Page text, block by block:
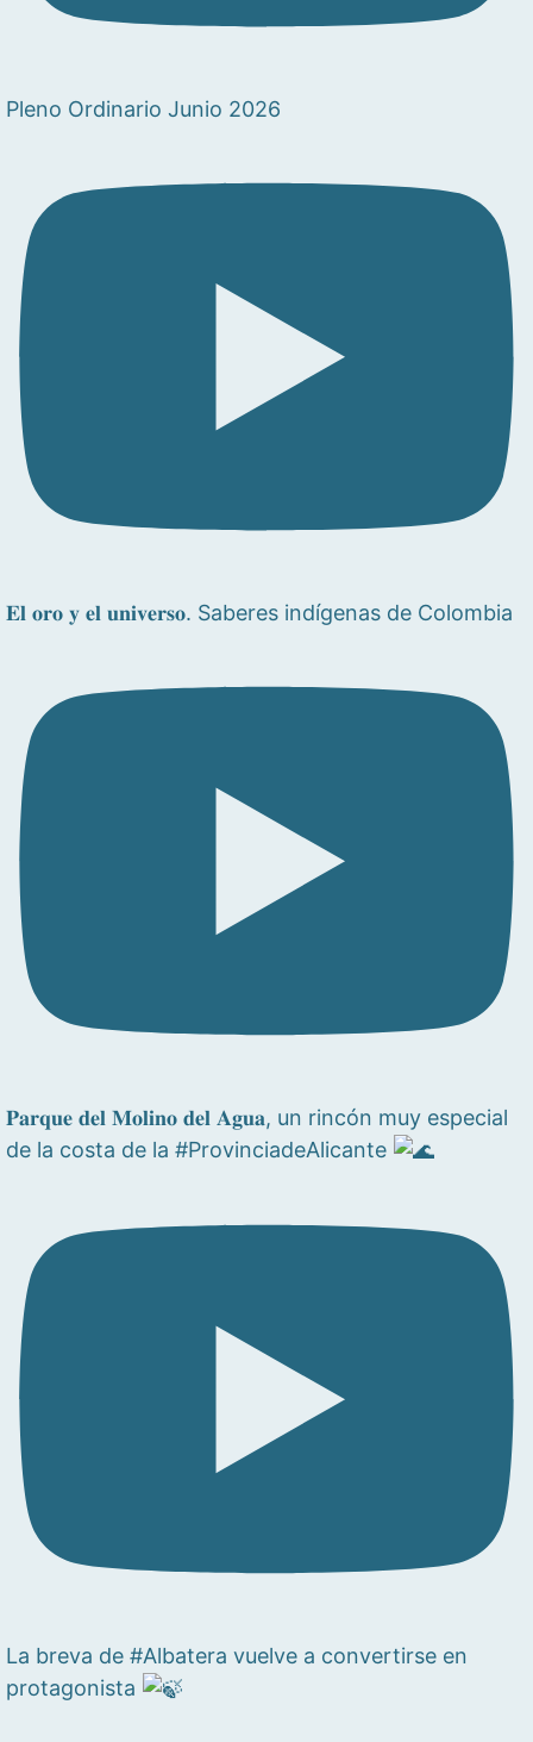
Pleno Ordinario Junio 2026
𝐄𝐥 𝐨𝐫𝐨 𝐲 𝐞𝐥 𝐮𝐧𝐢𝐯𝐞𝐫𝐬𝐨. Saberes indígenas de Colombia
𝐏𝐚𝐫𝐪𝐮𝐞 𝐝𝐞𝐥 𝐌𝐨𝐥𝐢𝐧𝐨 𝐝𝐞𝐥 𝐀𝐠𝐮𝐚, un rincón muy especial
de la costa de la #ProvinciadeAlicante
La breva de #Albatera vuelve a convertirse en
protagonista